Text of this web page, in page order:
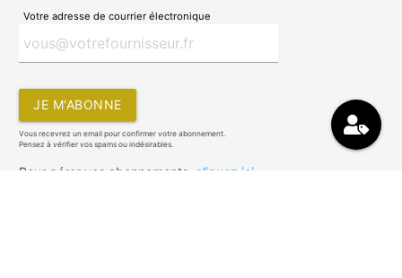
Votre adresse de courrier électronique
JE M'ABONNE
Vous recevrez un email pour confirmer votre abonnement.
Pensez à vérifier vos spams ou indésirables.
Pour gérer vos abonnements, cliquez ici